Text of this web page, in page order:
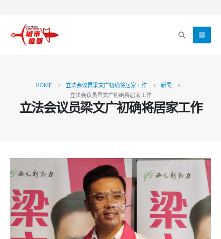
HOME 立法会议员梁文广初确将居家工作
新聞
立法会议员梁文广初确将居家工作
立法会议员梁文广初确将居家工作